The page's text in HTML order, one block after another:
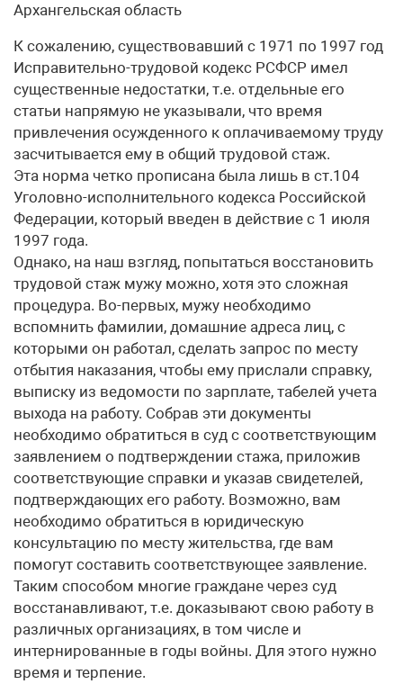
Архангельская область
К сожалению, существовавший с 1971 по 1997 год
Исправительно-трудовой кодекс РСФСР имел
существенные недостатки, т.е. отдельные его
статьи напрямую не указывали, что время
привлечения осужденного к оплачиваемому труду
засчитывается ему в общий трудовой стаж.
Эта норма четко прописана была лишь в ст.104
Уголовно-исполнительного кодекса Российской
Федерации, который введен в действие с 1 июля
1997 года.
Однако, на наш взгляд, попытаться восстановить
трудовой стаж мужу можно, хотя это сложная
процедура. Во-первых, мужу необходимо
вспомнить фамилии, домашние адреса лиц, с
которыми он работал, сделать запрос по месту
отбытия наказания, чтобы ему прислали справку,
выписку из ведомости по зарплате, табелей учета
выхода на работу. Собрав эти документы
необходимо обратиться в суд с соответствующим
заявлением о подтверждении стажа, приложив
соответствующие справки и указав свидетелей,
подтверждающих его работу. Возможно, вам
необходимо обратиться в юридическую
консультацию по месту жительства, где вам
помогут составить соответствующее заявление.
Таким способом многие граждане через суд
восстанавливают, т.е. доказывают свою работу в
различных организациях, в том числе и
интернированные в годы войны. Для этого нужно
время и терпение.